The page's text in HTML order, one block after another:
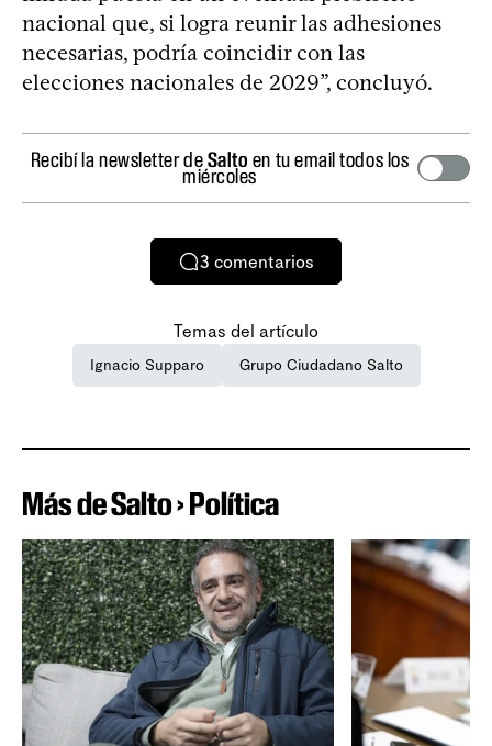
nacional que, si logra reunir las adhesiones
necesarias, podría coincidir con las
elecciones nacionales de 2029”, concluyó.
Recibí la newsletter deSalto en tu email todos los
miércoles
3 comentarios
Temas del artículo
Ignacio Supparo Grupo Ciudadano Salto
Más de Salto › Política